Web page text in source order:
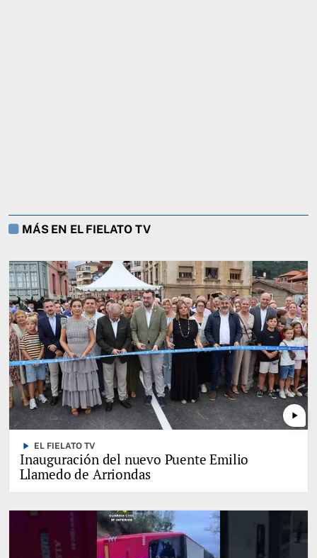
MÁS EN EL FIELATO TV
play_arrow
play_arrow EL FIELATO TV
Inauguración del nuevo Puente Emilio
Llamedo de Arriondas